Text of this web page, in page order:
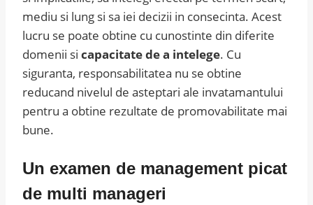
mediu si lung si sa iei decizii in consecinta. Acest
lucru se poate obtine cu cunostinte din diferite
domenii si capacitate de a intelege. Cu
siguranta, responsabilitatea nu se obtine
reducand nivelul de asteptari ale invatamantului
pentru a obtine rezultate de promovabilitate mai
bune.
Un examen de management picat
de multi manageri